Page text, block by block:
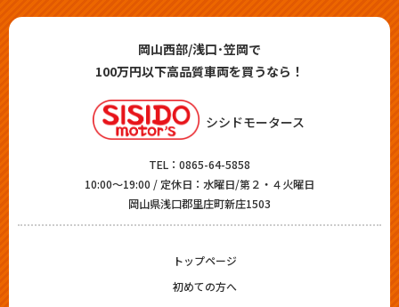
岡山西部/浅口･笠岡で
100万円以下高品質車両を買うなら！
シシドモータース
TEL： 0865-64-5858
10:00～19:00 / 定休日：水曜日/第２・４火曜日
岡山県浅口郡里庄町新庄1503
トップページ
初めての方へ